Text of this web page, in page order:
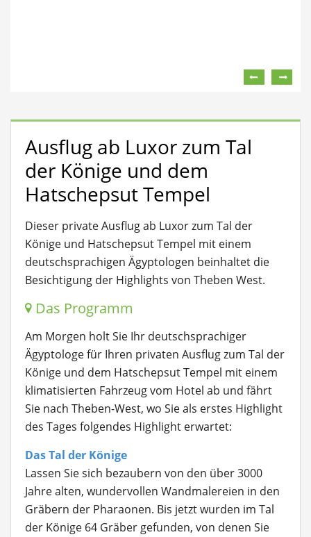
Ausflug ab Luxor zum Tal
der Könige und dem
Hatschepsut Tempel
Dieser private Ausflug ab Luxor zum Tal der
Könige und Hatschepsut Tempel mit einem
deutschsprachigen Ägyptologen beinhaltet die
Besichtigung der Highlights von Theben West.
Das Programm
Am Morgen holt Sie Ihr deutschsprachiger
Ägyptologe für Ihren privaten Ausflug zum Tal der
Könige und dem Hatschepsut Tempel mit einem
klimatisierten Fahrzeug vom Hotel ab und fährt
Sie nach Theben-West, wo Sie als erstes Highlight
des Tages folgendes Highlight erwartet:
Das Tal der Könige
Lassen Sie sich bezaubern von den über 3000
Jahre alten, wundervollen Wandmalereien in den
Gräbern der Pharaonen. Bis jetzt wurden im Tal
der Könige 64 Gräber gefunden, von denen Sie